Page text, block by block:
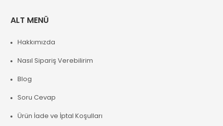
ALT MENÜ
Hakkımızda
Nasıl Sipariş Verebilirim
Blog
Soru Cevap
Ürün İade ve İptal Koşulları